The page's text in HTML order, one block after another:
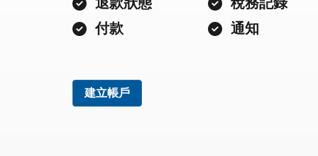
付款
通知
建立帳戶